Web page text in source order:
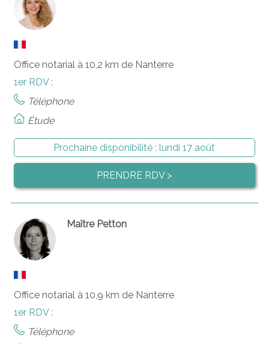
Office notarial à 10,2 km de Nanterre
1er RDV :
Téléphone
Étude
Prochaine disponibilité :lundi 17 août
PRENDRE RDV >
Maître Petton
Office notarial à 10,9 km de Nanterre
1er RDV :
Téléphone